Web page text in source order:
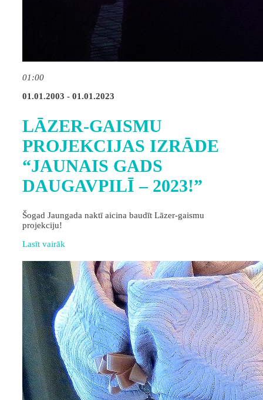
01:00
01.01.2003 - 01.01.2023
LĀZER-GAISMU
PROJEKCIJAS IZRĀDE
“JAUNAIS GADS
DAUGAVPILĪ – 2023!”
Šogad Jaungada naktī aicina baudīt Lāzer-gaismu
projekciju!
Lasīt vairāk